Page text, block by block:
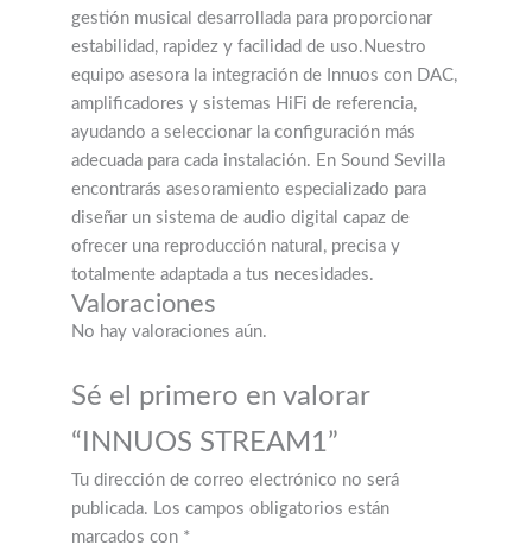
gestión musical desarrollada para proporcionar
estabilidad, rapidez y facilidad de uso.Nuestro
equipo asesora la integración de Innuos con DAC,
amplificadores y sistemas HiFi de referencia,
ayudando a seleccionar la configuración más
adecuada para cada instalación. En Sound Sevilla
encontrarás asesoramiento especializado para
diseñar un sistema de audio digital capaz de
ofrecer una reproducción natural, precisa y
totalmente adaptada a tus necesidades.
Valoraciones
No hay valoraciones aún.
Sé el primero en valorar
“INNUOS STREAM1”
Tu dirección de correo electrónico no será
publicada. Los campos obligatorios están
marcados con *